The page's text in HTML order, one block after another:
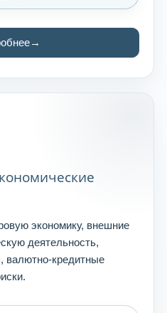
экономику, внешние
деятельность,
валютно-кредитные